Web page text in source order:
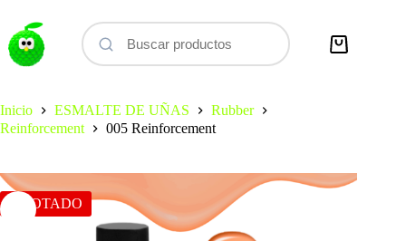
contenido
Carro
Inicio
ESMALTE DE UÑAS
Rubber
Reinforcement
005 Reinforcement
AGOTADO